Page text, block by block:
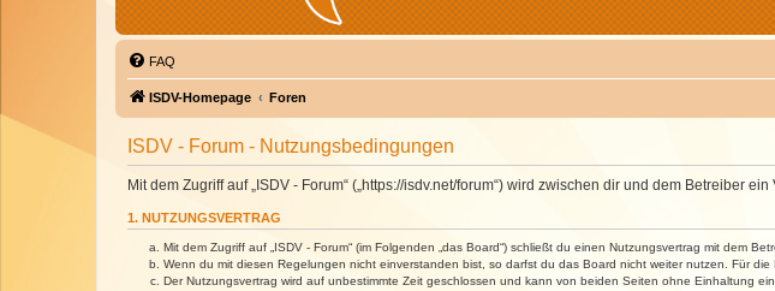
FAQ
ISDV-Homepage Foren
ISDV - Forum - Nutzungsbedingungen
Mit dem Zugriff auf „ISDV - Forum“ („https://isdv.net/forum“) wird zwischen dir und dem Betreiber
1. NUTZUNGSVERTRAG
Mit dem Zugriff auf „ISDV - Forum“ (im Folgenden „das Board“) schließt du einen Nutzungsvertrag mit dem
Wenn du mit diesen Regelungen nicht einverstanden bist, so darfst du das Board nicht weiter nutzen. Für
Der Nutzungsvertrag wird auf unbestimmte Zeit geschlossen und kann von beiden Seiten ohne Einhaltung